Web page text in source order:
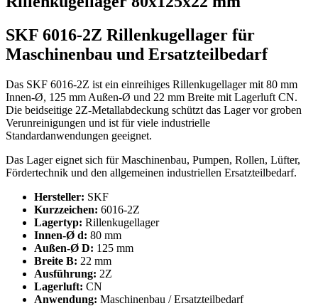
SKF 6016-2Z Rillenkugellager für
Maschinenbau und Ersatzteilbedarf
Das SKF 6016-2Z ist ein einreihiges Rillenkugellager mit 80 mm
Innen-Ø, 125 mm Außen-Ø und 22 mm Breite mit Lagerluft CN.
Die beidseitige 2Z-Metallabdeckung schützt das Lager vor groben
Verunreinigungen und ist für viele industrielle
Standardanwendungen geeignet.
Das Lager eignet sich für Maschinenbau, Pumpen, Rollen, Lüfter,
Fördertechnik und den allgemeinen industriellen Ersatzteilbedarf.
Hersteller: SKF
Kurzzeichen: 6016-2Z
Lagertyp: Rillenkugellager
Innen-Ø d: 80 mm
Außen-Ø D: 125 mm
Breite B: 22 mm
Ausführung: 2Z
Lagerluft: CN
Anwendung: Maschinenbau / Ersatzteilbedarf